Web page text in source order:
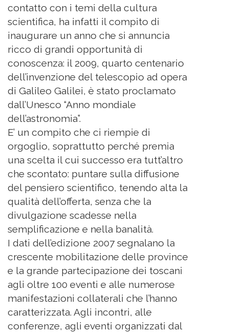
contatto con i temi della cultura
scientifica, ha infatti il compito di
inaugurare un anno che si annuncia
ricco di grandi opportunità di
conoscenza: il 2009, quarto centenario
dell’invenzione del telescopio ad opera
di Galileo Galilei, è stato proclamato
dall’Unesco “Anno mondiale
dell’astronomia”.
E’ un compito che ci riempie di
orgoglio, soprattutto perché premia
una scelta il cui successo era tutt’altro
che scontato: puntare sulla diffusione
del pensiero scientifico, tenendo alta la
qualità dell’offerta, senza che la
divulgazione scadesse nella
semplificazione e nella banalità.
I dati dell’edizione 2007 segnalano la
crescente mobilitazione delle province
e la grande partecipazione dei toscani
agli oltre 100 eventi e alle numerose
manifestazioni collaterali che l’hanno
caratterizzata. Agli incontri, alle
conferenze, agli eventi organizzati dal